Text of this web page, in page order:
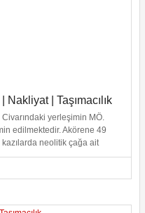
| Taşımacılık
yerleşimin MÖ.
edilmektedir. Akörene 49
neolitik çağa ait